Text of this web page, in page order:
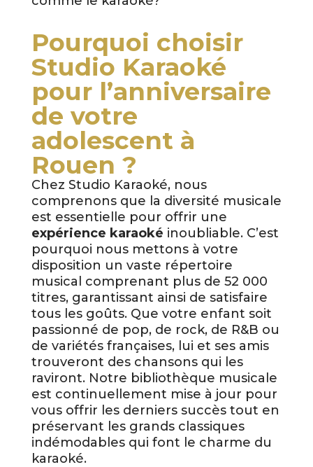
Pourquoi choisir
Studio Karaoké
pour l’anniversaire
de votre
adolescent à
Rouen ?
Chez Studio Karaoké, nous
comprenons que la diversité musicale
est essentielle pour offrir une
expérience karaoké inoubliable. C’est
pourquoi nous mettons à votre
disposition un vaste répertoire
musical comprenant plus de 52 000
titres, garantissant ainsi de satisfaire
tous les goûts. Que votre enfant soit
passionné de pop, de rock, de R&B ou
de variétés françaises, lui et ses amis
trouveront des chansons qui les
raviront. Notre bibliothèque musicale
est continuellement mise à jour pour
vous offrir les derniers succès tout en
préservant les grands classiques
indémodables qui font le charme du
karaoké.